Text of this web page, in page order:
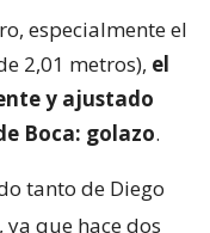
especialmente el
2,01 metros), el
y ajustado
Boca: golazo.
tanto de Diego
, ya que hace dos